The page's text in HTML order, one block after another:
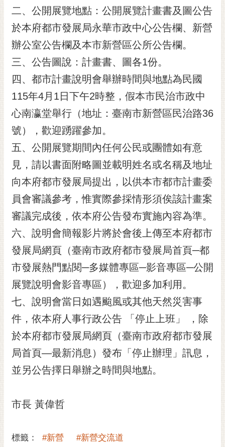
電
子
報
市
民
箱
English
本
語
隱
私
權
及
安
全
政
策
網
站
料
開
宣
告
市
通
二、公開展覽地點：公開展覽計畫書及圖公告
於本府都市發展局永華市政中心公告欄、新營
辦公室公告欄及本市新營區公所公告欄。
三、公告圖說：計畫書、圖各1份。
四、都市計畫說明會舉辦時間與地點為民國
115年4月1日下午2時整，假本市民治市政中
心南瀛堂舉行（地址：臺南市新營區民治路36
號），歡迎踴躍參加。
五、公開展覽期間內任何公民或團體如有意
見，請以書面附略圖並載明姓名或名稱及地址
向本府都市發展局提出，以供本市都市計畫委
員會審議參考，惟實際參採情形須俟該計畫案
審議完成後，依本府公告發布實施內容為準。
六、說明會簡報影片將於會後上傳至本府都市
發展局網頁（臺南市政府都市發展局首頁─都
市發展熱門點閱─多媒體專區─影音專區─公開
展覽說明會影音專區），歡迎多加利用。
七、說明會當日如遇颱風或其他天然災害事
件，依本府人事行政公告 「停止上班」 ，除
於本府都市發展局網頁（臺南市政府都市發展
局首頁—最新消息）發布「停止辦理」訊息，
並另公告擇日舉辦之時間與地點。
市長 黃偉哲
標籤： #新營 #新營交流道